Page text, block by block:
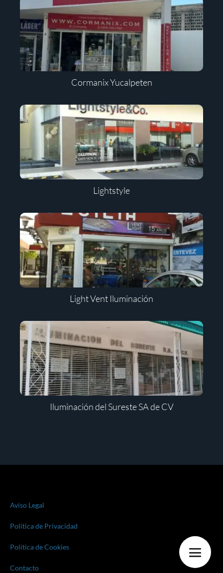
Cormanix Yucalpeten
Lightstyle
Light Vent Iluminación
Iluminación del Sureste SA de CV
Aviso Legal
Política de Privacidad
Política de Cookies
Contacto